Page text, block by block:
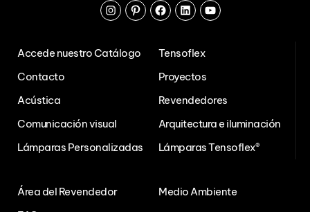
Instagram
PinterestFacebook
LinkedinYoutube
Accede nuestro Catálogo
Tensoflex
Contacto
Proyectos
Acústica
Revendedores
Comunicación visual
Arquitectura e iluminación
Lámparas Personalizadas
Lámparas Tensoflex®
Área del Revendedor
Medio Ambiente